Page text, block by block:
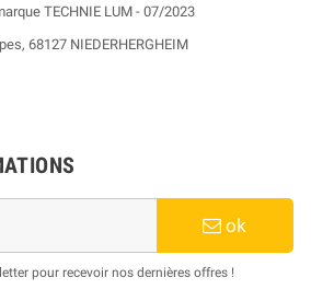
TECHNIE LUM - 07/2023
68127 NIEDERHERGHEIM
ok
pour recevoir nos dernières offres !